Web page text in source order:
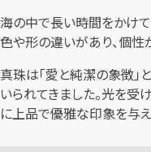
海の中で長い時間をかけ
色や形の違いがあり、個性
真珠は「愛と純潔の象徴
いられてきました。光を受
に上品で優雅な印象を与え